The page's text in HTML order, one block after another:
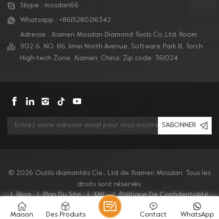
Skype : mosdan66
Whatsapp : +8615280216342
Adresse : Xiamen Mosdan Diamond Tools Co.,Ltd. Room
902-6, NO. 1116 Jimei North Avenue, Software Park Ill, Torch
High-tech Zone, Xiamen, China. Zip code: 361024
S'ABONNER
© 2026 Outils diamantés Cie., Ltd de Xiamen Mosdan. Tous les
droits sont réservés.
|
Blog | Plan Du Site | XML | Politique De Confidentialité
Maison Des Produits WhatsApp
Contact